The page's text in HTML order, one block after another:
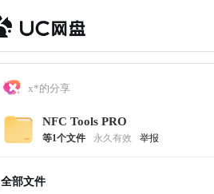
x*的分享
NFC Tools PRO
等1个文件 永久有效 举报
全部文件